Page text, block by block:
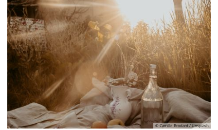
© Camille Brodard / Unsplash